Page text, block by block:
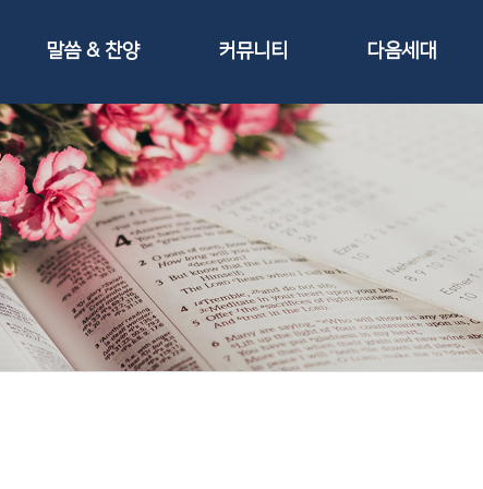
말씀 & 찬양 커뮤니티 다음세대